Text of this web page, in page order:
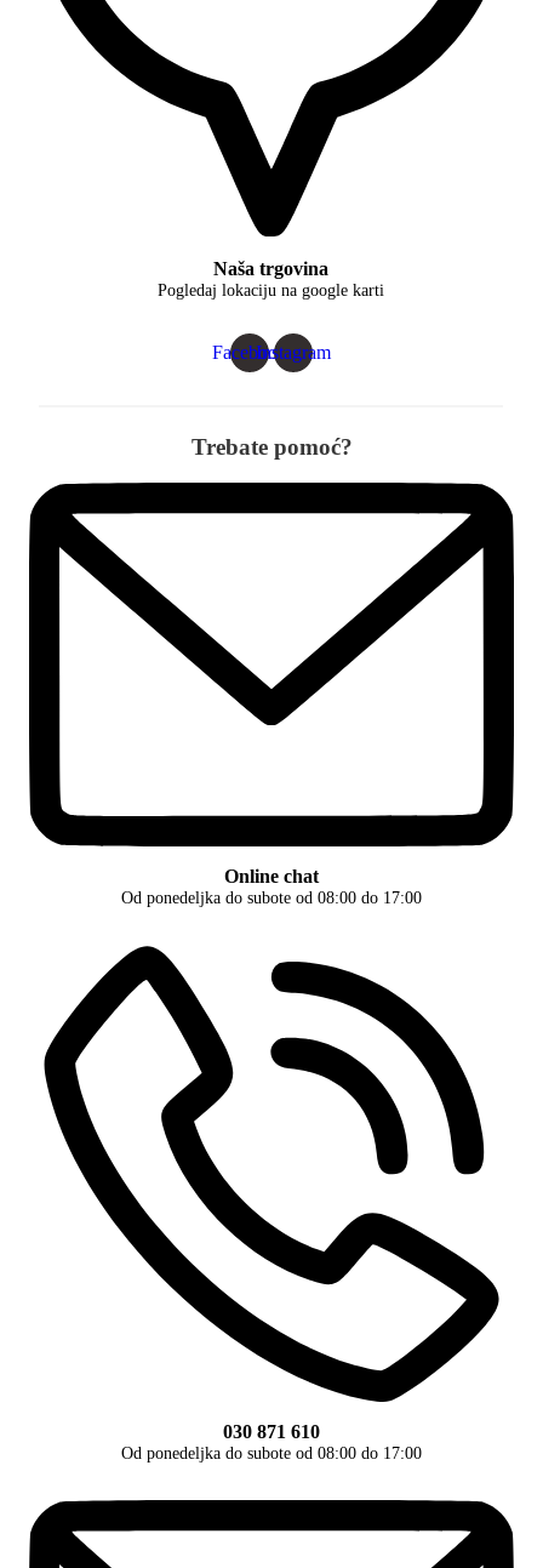
Naša trgovina
Pogledaj lokaciju na google karti
FacebookInstagram
Trebate pomoć?
Online chat
Od ponedeljka do subote od 08:00 do 17:00
030 871 610
Od ponedeljka do subote od 08:00 do 17:00